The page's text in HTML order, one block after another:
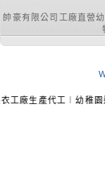
帥豪有限公司工廠直營
工︱幼稚園運動服︱